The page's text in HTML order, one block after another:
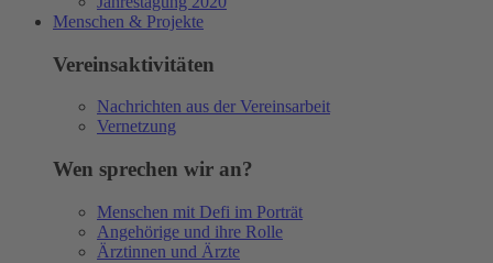
Menschen & Projekte
Vereinsaktivitäten
Nachrichten aus der Vereinsarbeit
Vernetzung
Wen sprechen wir an?
Menschen mit Defi im Porträt
Angehörige und ihre Rolle
Ärztinnen und Ärzte